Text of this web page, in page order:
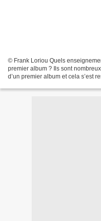
© Frank Loriou Quels
premier album ? Ils sont
d’un premier album et cela s’est